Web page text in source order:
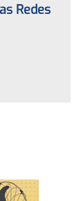
Redes